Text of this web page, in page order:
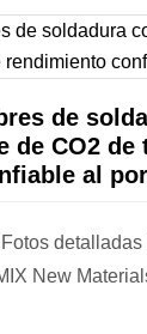
de
de CO2 de
al
detalladas
New